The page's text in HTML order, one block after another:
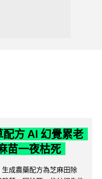
方 AI 幻覺累老
苗一夜枯死
成農藥配方為芝麻田除